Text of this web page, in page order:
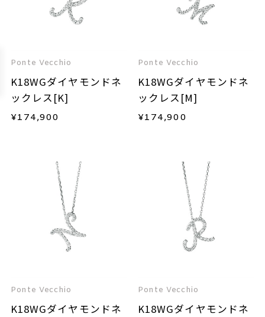
Ponte Vecchio
K18WGダイヤモンドネ
ックレス[K]
¥174,900
Ponte Vecchio
K18WGダイヤモンドネ
ックレス[M]
¥174,900
Ponte Vecchio
K18WGダイヤモンドネ
Ponte Vecchio
K18WGダイヤモンドネ